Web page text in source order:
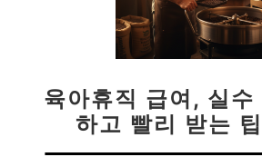
육아휴직 급여, 실수
하고 빨리 받는